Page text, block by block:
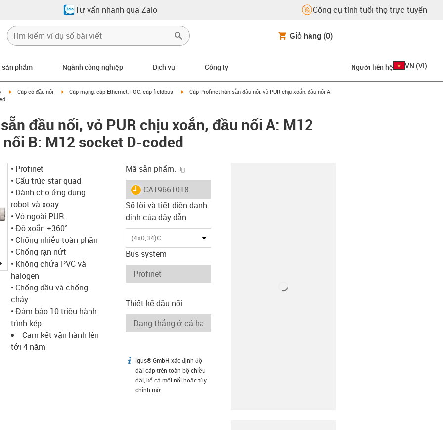
Tư vấn nhanh qua Zalo Công cụ tính tuổi thọ trực tuyến
Giỏ hàng (0)
phẩm Ngành công nghiệp Dịch vụ Công ty Người liên hệ VN (VI)
igus-icon-arrow-right
Cáp có đầu nối igus-icon-arrow-right
Cáp mạng, cáp Ethernet, FOC, cáp fieldbus igus-icon-arrow-right
Cáp Profinet hàn sẵn đầu nối, vỏ PUR chịu xoắn, đầu nối A:
đầu nối, vỏ PUR chịu xoắn, đầu nối A: M12
B: M12 socket D-coded
igus-icon-lupe
• Profinet
• Cấu trúc star quad
• Dành cho ứng dụng
robot và xoay
• Vỏ ngoài PUR
• Độ xoắn ±360°
• Chống nhiễu toàn phần
• Chống rạn nứt
• Không chứa PVC và
halogen
• Chống dầu và chống
cháy
• Đảm bảo 10 triệu hành
trình kép
Cam kết vận hành lên
tới 4 năm
Mã sản phẩm.
igus-icon-lieferzeit
CAT9661018
Số lõi và tiết diện danh
định của dây dẫn
(4x0,34)C
Bus system
Thiết kế đầu nối
igus-icon-info
igus® GmbH xác định độ
dài cáp trên toàn bộ chiều
dài, kể cả mối nối hoặc tùy
chỉnh mờ.